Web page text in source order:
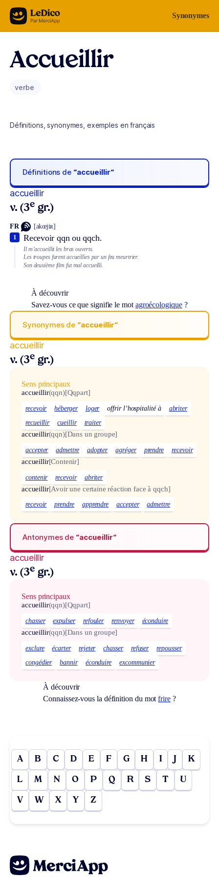
Aller au contenu Synonymes
Accueillir
verbe
Définitions, synonymes, exemples en français
Définitions de “accueillir“
accueillir
v. (3e gr.)
FR [akœjiʀ]
Recevoir qqn ou qqch.
1
Il m’accueillit les bras ouverts.
Les troupes furent accueillies par un feu meurtrier.
Son deuxième film fut mal accueilli.
À découvrir
Savez-vous ce que signifie le motagroécologique?
Synonymes de “accueillir“
accueillir
v. (3e gr.)
Sens principaux
accueillir(qqn)[Qqpart]
recevoir héberger loger offrir l’hospitalité à
abriter
recueillir
cueillir traiter
accueillir(qqn)[Dans un groupe]
accepter admettre adopter agréger prendre recevoir
accueillir[Contenir]
contenir recevoir abriter
accueillir[Avoir une certaine réaction face à qqch]
recevoir prendre apprendre accepter admettre
Antonymes de “accueillir“
accueillir
v. (3e gr.)
Sens principaux
accueillir(qqn)[Qqpart]
chasser expulser refouler renvoyer éconduire
accueillir(qqn)[Dans un groupe]
exclure écarter rejeter chasser refuser
repousser
congédier
bannir éconduire excommunier
À découvrir
Connaissez-vous la définition du motfrire?
A B C D E F G H I J K
L M N O P Q R S T U
V W X Y Z